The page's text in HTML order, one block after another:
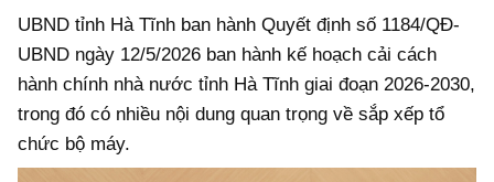
Photo
UBND tỉnh Hà Tĩnh ban hành Quyết định số 1184/QĐ-
UBND ngày 12/5/2026 ban hành kế hoạch cải cách
hành chính nhà nước tỉnh Hà Tĩnh giai đoạn 2026-2030,
trong đó có nhiều nội dung quan trọng về sắp xếp tổ
chức bộ máy.